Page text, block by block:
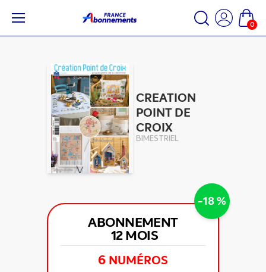
0
CREATION
POINT DE
CROIX
BIMESTRIEL
-18 %
ABONNEMENT
12 MOIS
6 NUMÉROS